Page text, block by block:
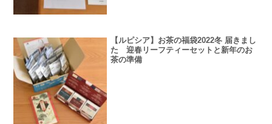
【ルピシア】お茶の福袋2022冬 届きまし
た 迎春リーフティーセットと新年のお
茶の準備